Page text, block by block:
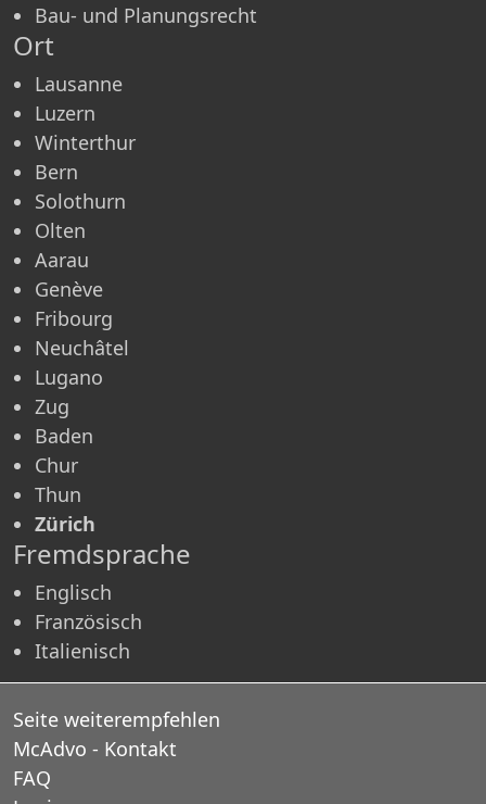
Bau- und Planungsrecht
Ort
Lausanne
Luzern
Winterthur
Bern
Solothurn
Olten
Aarau
Genève
Fribourg
Neuchâtel
Lugano
Zug
Baden
Chur
Thun
Zürich
Fremdsprache
Englisch
Französisch
Italienisch
Seite weiterempfehlen
McAdvo - Kontakt
FAQ